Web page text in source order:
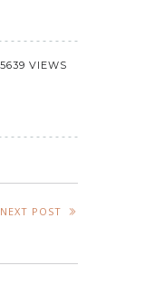
5639 VIEWS
NEXT POST